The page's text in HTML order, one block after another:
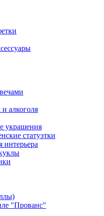
алкоголя
украшения
статуэтки
интерьера
"Прованс"